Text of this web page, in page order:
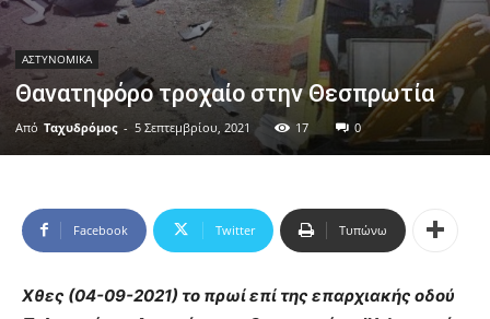
ΑΣΤΥΝΟΜΙΚΑ
Θανατηφόρο τροχαίο στην Θεσπρωτία
Από Ταχυδρόμος - 5 Σεπτεμβρίου, 2021 17 0
Facebook Twitter Τυπώνω
Χθες (04-09-2021) το πρωί επί της επαρχιακής οδού